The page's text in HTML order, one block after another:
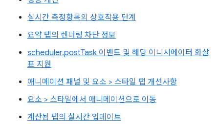
실시간 측정항목의 상호작용 단계
요약 탭의 렌더링 차단 정보
scheduler.postTask 이벤트 및 해당 이니시에이터 화살
표 지원
애니메이션 패널 및 요소 > 스타일 탭 개선사항
요소 > 스타일에서 애니메이션으로 이동
계산됨 탭의 실시간 업데이트